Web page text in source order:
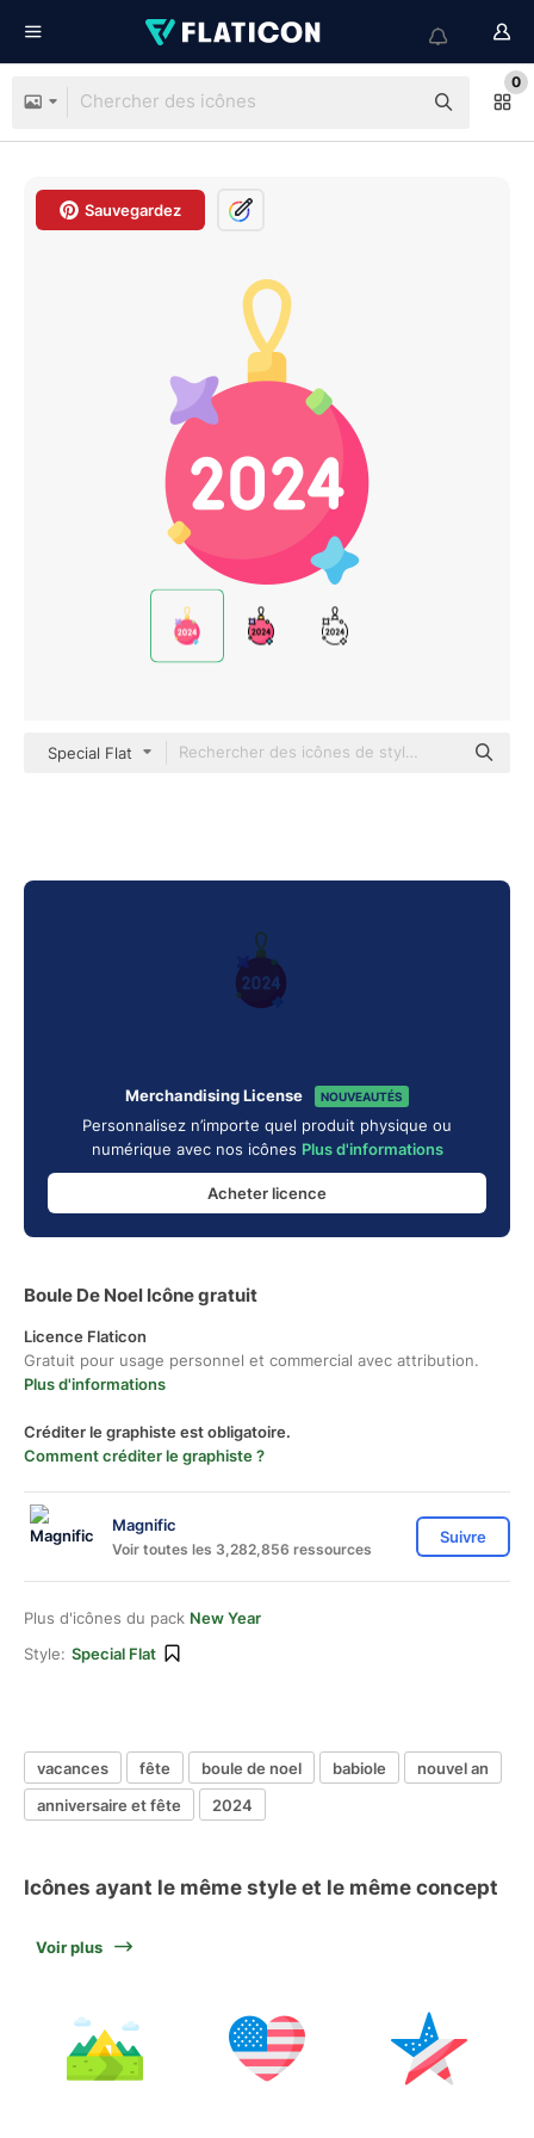
0
Sauvegardez
Special Flat
Merchandising License NOUVEAUTÉS
Personnalisez n’importe quel produit physique ou
numérique avec nos icônes Plus d'informations
Acheter licence
Boule De Noel Icône gratuit
Licence Flaticon
Gratuit pour usage personnel et commercial avec attribution.
Plus d'informations
Créditer le graphiste est obligatoire.
Comment créditer le graphiste ?
Magnific
Voir toutes les 3,282,856 ressources
Suivre
Plus d'icônes du pack New Year
Style: Special Flat
vacances fête boule de noel babiole
nouvel an
anniversaire et fête
2024
Icônes ayant le même style et le même concept
Voir plus